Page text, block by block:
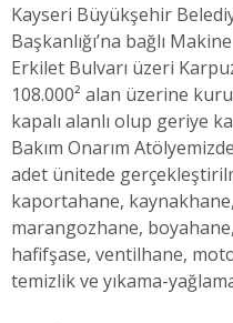
Kayseri Büyükşehir
Başkanlığı’na bağlı
Erkilet Bulvarı üzeri
108.000² alan üzerine
kapalı alanlı olup geriye
Bakım Onarım
adet ünitede
kaportahane,
marangozhane,
hafifşase, ventilhane,
temizlik ve yıkama-